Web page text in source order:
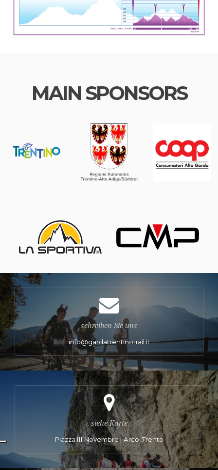
MAIN SPONSORS
schreiben Sie uns
info@gardatrentinotrail.it
siehe Karte
Piazza III Novembre | Arco, Trento